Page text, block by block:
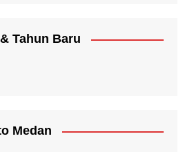
Tahun Baru
Medan